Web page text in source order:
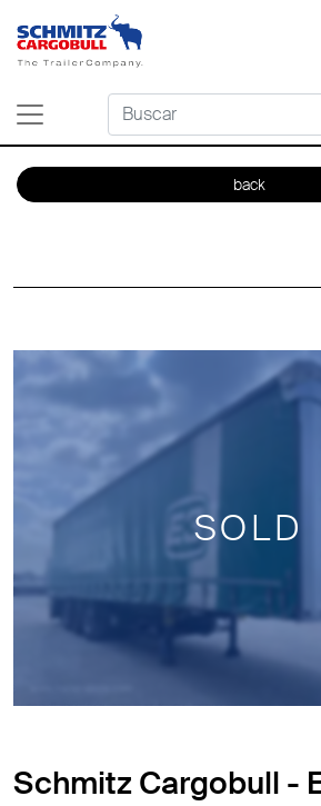
back
SOLD
Schmitz Cargobull -